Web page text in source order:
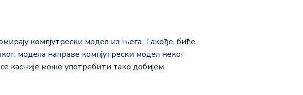
компјутрески модел из њега. Такође, биће
модела направе компјутрески модел неког
касније може употребити тако добијем